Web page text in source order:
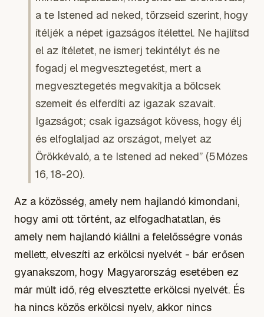
a te Istened ad neked, törzseid szerint, hogy
ítéljék a népet igazságos ítélettel. Ne hajlítsd
el az ítéletet, ne ismerj tekintélyt és ne
fogadj el megvesztegetést, mert a
megvesztegetés megvakítja a bölcsek
szemeit és elferdíti az igazak szavait.
Igazságot; csak igazságot kövess, hogy élj
és elfoglaljad az országot, melyet az
Örökkévaló, a te Istened ad neked” (5Mózes
16, 18-20).
Az a közösség, amely nem hajlandó kimondani,
hogy ami ott történt, az elfogadhatatlan, és
amely nem hajlandó kiállni a felelősségre vonás
mellett, elveszíti az erkölcsi nyelvét - bár erősen
gyanakszom, hogy Magyarország esetében ez
már múlt idő, rég elvesztette erkölcsi nyelvét. És
ha nincs közös erkölcsi nyelv, akkor nincs